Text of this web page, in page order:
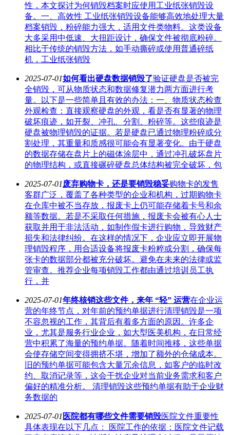
性，本文探讨为何销毁档案时应使用工业纸张销毁设
备。一、高效性 工业纸张销毁设备能够高效地处理大量
档案销毁，粉碎能力强大，适用文件类物料。这类设备
大多采用中低速、大扭距设计，确保文件被彻底粉碎。
相比于传统的销毁方法，如手动撕碎或使用普通碎纸
机，工业纸张销毁
2025-07-01如何看出硬盘数据销毁了验证硬盘是否被完
全销毁，可从物质状态和数据修复潜力两方面进行考
量。以下是一些简单且有效的办法：一、物质状态检查
外观检查：直接观察硬盘的外观，看是否有显著的物理
破坏痕迹，如开裂、冲孔、分割、粉碎等。这些痕迹是
硬盘被物理销毁的证据。若是硬盘已通过物理粉碎或分
割处理，其重量和质感很可能会有显著变化。由于硬盘
的数据存储在盘片上的磁体涂层中，通过冲孔破坏盘片
的物理结构，或直接碾碎硬盘总体结构被完全破坏，包
2025-07-01 废弃购物卡，还是要销毁稳妥购物卡的发售
客群广泛，覆盖了各种类型的企业和机构，过期购物卡
在仓库中被不当存放，报废卡上仍可能存储着卡号和余
额等数据。若是不采取任何措施，报废卡会被有心人士
获取并用于非法活动，如制作假卡进行购物，导致财产
损失和法律纠纷。在这样的情况下，企业应立即开展物
理销毁程序，用合适设备将报废卡粉粹或分割，确保每
张卡的数据部分都被充分破坏。避免在未来的法律或监
管审查。推荐企业每项销毁工作都由通过培训员工执
行，并
2025-07-01年终核销这些文件，来年 “轻” 运营在企业运
营的年终节点，对年前的预约单据进行清理销毁是一项
不容忽视的工作，其背后有着多方面的原因。许多企
业，尤其是服务行业企业，如大型医美机构，在日常经
营中积累了海量的预约单据。随着时间推移，这些单据
会使存储空间变得拥挤不堪，增加了额外的仓储成本。
旧的预约单据可能包含大量冗余信息，如客户的临时改
约、取消记录等，这会干扰企业对当前业务需求和客户
偏好的精准分析。 清理销毁这些预约单据有助于企业财
务数据的
2025-07-01 医院都有哪些文件需要销毁医院文件重要性
具体表现在以下几点： 医院工作的依据：医院文件记载